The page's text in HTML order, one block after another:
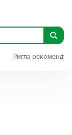
Ригла